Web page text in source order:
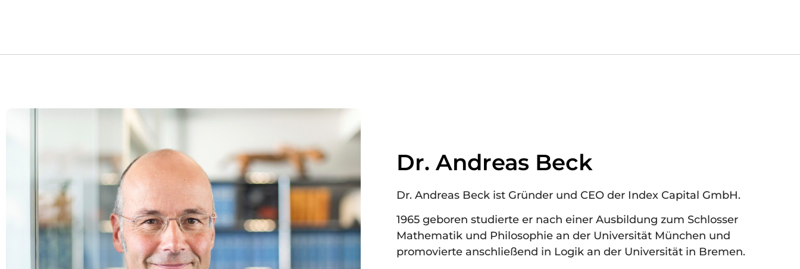
Dr. Andreas Beck
Dr. Andreas Beck ist Gründer und CEO der Index Capital GmbH.
1965 geboren studierte er nach einer Ausbildung zum Schlosser
Mathematik und Philosophie an der Universität München und
promovierte anschließend in Logik an der Universität in Bremen.